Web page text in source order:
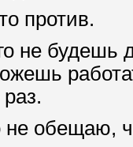
против.
не будешь
обещаю,